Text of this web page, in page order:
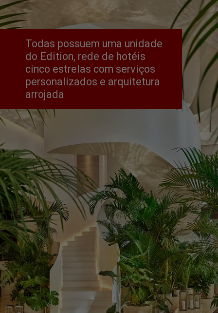
Todas possuem uma unidade
do Edition, rede de hotéis
cinco estrelas com serviços
personalizados e arquitetura
arrojada